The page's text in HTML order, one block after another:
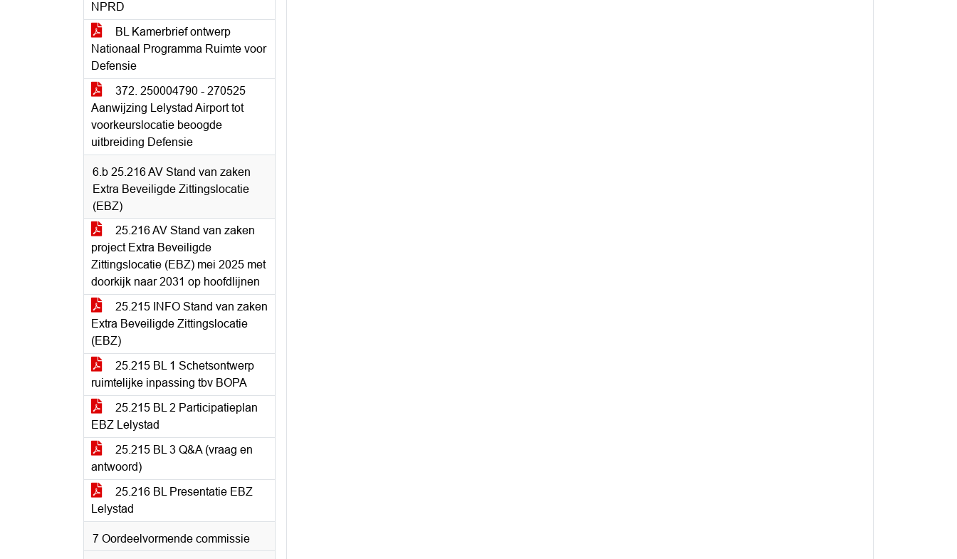
NPRD
BL Kamerbrief ontwerp
Nationaal Programma Ruimte voor
Defensie
372. 250004790 - 270525
Aanwijzing Lelystad Airport tot
voorkeurslocatie beoogde
uitbreiding Defensie
6.b 25.216 AV Stand van zaken
Extra Beveiligde Zittingslocatie
(EBZ)
25.216 AV Stand van zaken
project Extra Beveiligde
Zittingslocatie (EBZ) mei 2025 met
doorkijk naar 2031 op hoofdlijnen
25.215 INFO Stand van zaken
Extra Beveiligde Zittingslocatie
(EBZ)
25.215 BL 1 Schetsontwerp
ruimtelijke inpassing tbv BOPA
25.215 BL 2 Participatieplan
EBZ Lelystad
25.215 BL 3 Q&A (vraag en
antwoord)
25.216 BL Presentatie EBZ
Lelystad
7 Oordeelvormende commissie